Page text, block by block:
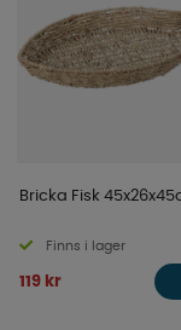
Bricka Fisk
Finns i lager
119 kr